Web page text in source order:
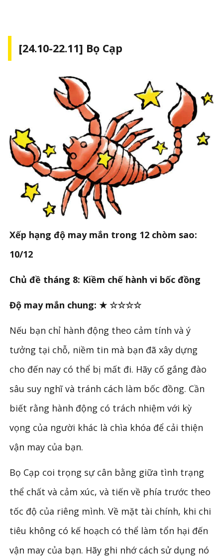
[24.10-22.11] Bọ Cạp
Xếp hạng độ may mắn trong 12 chòm sao:
10/12
Chủ đề tháng 8: Kiềm chế hành vi bốc đồng
Độ may mắn chung: ★ ☆☆☆☆
Nếu bạn chỉ hành động theo cảm tính và ý
tưởng tại chỗ, niềm tin mà bạn đã xây dựng
cho đến nay có thể bị mất đi. Hãy cố gắng đào
sâu suy nghĩ và tránh cách làm bốc đồng. Cần
biết rằng hành động có trách nhiệm với kỳ
vọng của người khác là chìa khóa để cải thiện
vận may của bạn.
Bọ Cạp coi trọng sự cân bằng giữa tình trạng
thể chất và cảm xúc, và tiến về phía trước theo
tốc độ của riêng mình. Về mặt tài chính, khi chi
tiêu không có kế hoạch có thể làm tổn hại đến
vận may của bạn. Hãy ghi nhớ cách sử dụng nó